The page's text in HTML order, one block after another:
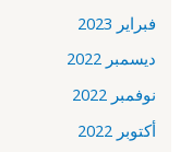
فبراير 2023
ديسمبر 2022
نوفمبر 2022
أكتوبر 2022